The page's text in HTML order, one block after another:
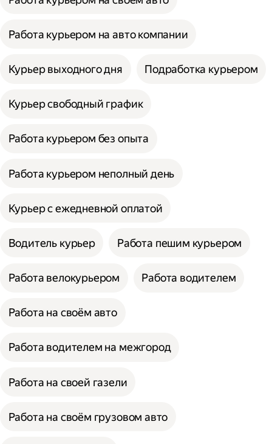
Работа курьером на авто компании
Курьер выходного дня Подработка курьером
Курьер свободный график
Работа курьером без опыта
Работа курьером неполный день
Курьер с ежедневной оплатой
Водитель курьер Работа пешим курьером
Работа велокурьером Работа водителем
Работа на своём авто
Работа водителем на межгород
Работа на своей газели
Работа на своём грузовом авто